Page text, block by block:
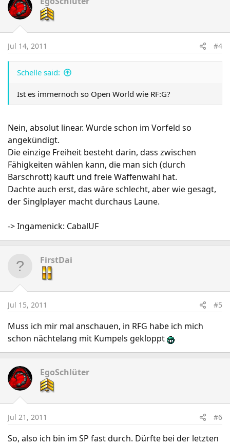
Jul 14, 2011 #4
Schelle said:
Ist es immernoch so Open World wie RF:G?
Nein, absolut linear. Wurde schon im Vorfeld so
angekündigt.
Die einzige Freiheit besteht darin, dass zwischen
Fähigkeiten wählen kann, die man sich (durch
Barschrott) kauft und freie Waffenwahl hat.
Dachte auch erst, das wäre schlecht, aber wie gesagt,
der Singlplayer macht durchaus Laune.
-> Ingamenick: CabalUF
FirstDai
Jul 15, 2011 #5
Muss ich mir mal anschauen, in RFG habe ich mich
schon nächtelang mit Kumpels gekloppt
EgoSchlüter
Jul 21, 2011 #6
So, also ich bin im SP fast durch. Dürfte bei der letzten